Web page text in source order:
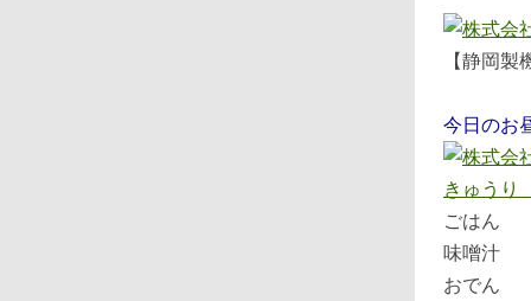
【静岡
今日のお
ごはん
味噌汁
おでん